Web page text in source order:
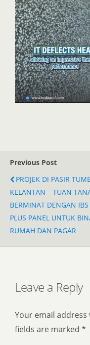
Previous Post
PROJEK DI PASIR
KELANTAN – TUAN
BERMINAT DENGAN IBS
PLUS PANEL UNTUK
RUMAH DAN PAGAR
Leave a Reply
Your email
fields are marked *